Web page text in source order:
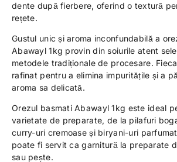
dente după fierbere, oferind o textură
rețete.
Gustul unic și aroma inconfundabilă a
Abawayl 1kg provin din soiurile atent
metodele tradiționale de procesare.
rafinat pentru a elimina impuritățile și a
aroma sa delicată.
Orezul basmati Abawayl 1kg este ideal
varietate de preparate, de la pilafuri
curry-uri cremoase și biryani-uri
poate fi servit ca garnitură la preparate
sau pește.